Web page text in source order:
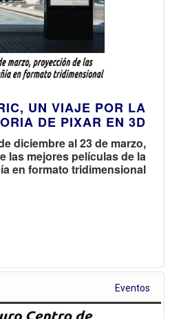
UN VIAJE POR LA
DE PIXAR EN 3D
diciembre al 23 de marzo,
las mejores películas de la
en formato tridimensional
Eventos